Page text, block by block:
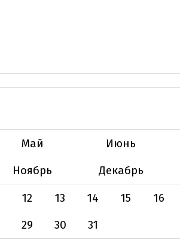
Май
Июнь
Ноябрь
Декабрь
12 13 14 15 16
29 30 31